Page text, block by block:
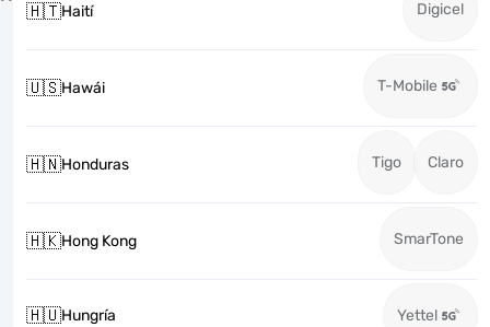
🇭🇹Haití Digicel
🇺🇸Hawái T-Mobile
🇭🇳Honduras Tigo Claro
🇭🇰Hong Kong SmarTone
🇭🇺Hungría Yettel